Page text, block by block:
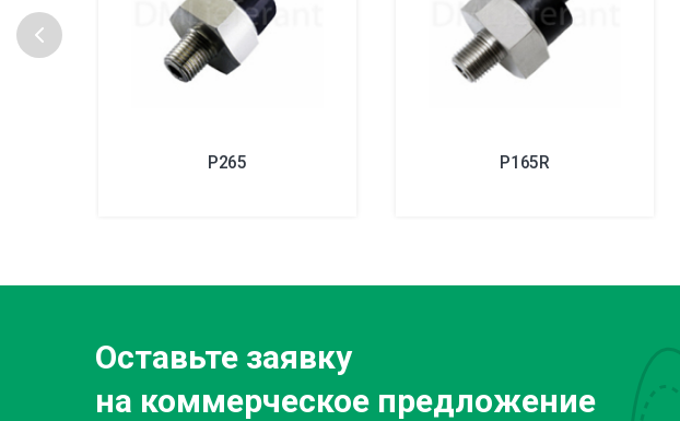
P265 P165R
Оставьте заявку
на коммерческое предложение